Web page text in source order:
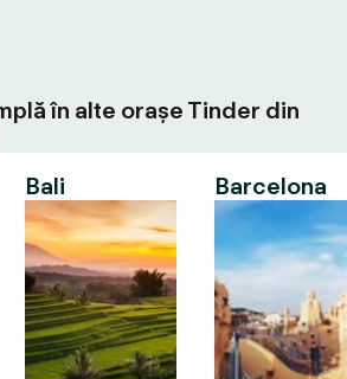
în alte orașe Tinder din
Bali Barcelona